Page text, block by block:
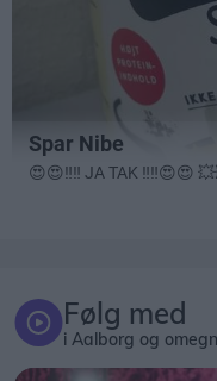
Følg med
i Aalborg og omegn